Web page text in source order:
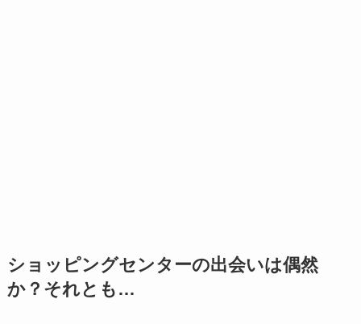
ショッピングセンターの出会いは偶然
か？それとも…